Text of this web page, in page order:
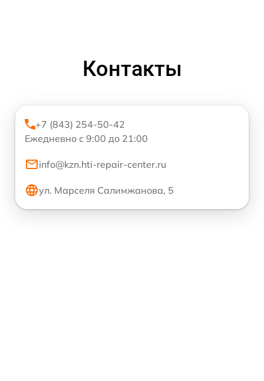
Контакты
+7 (843) 254-50-42
Ежедневно с 9:00 до 21:00
info@kzn.hti-repair-center.ru
ул. Марселя Салимжанова, 5